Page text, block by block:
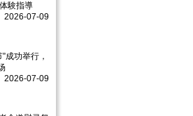
験指導
2026-07-09
成功举行，
2026-07-09